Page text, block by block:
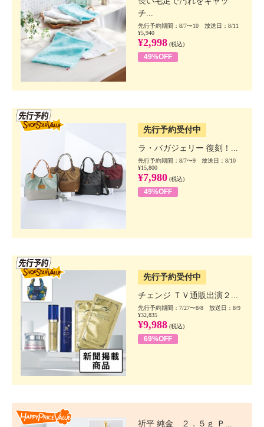
チ...
先行予約期間：8/7〜10 放送日：8/11
¥5,940
¥2,998 (税込)
49%OFF
先行予約受付中
ラ・バガジェリー 復刻！...
先行予約期間：8/7〜9 放送日：8/10
¥15,800
¥7,980 (税込)
49%OFF
先行予約受付中
チェンジ ＴＶ通販出演２...
先行予約期間：7/27〜8/8 放送日：8/9
¥32,835
¥9,988 (税込)
69%OFF
祈平 純金 ２．５ｇ Ｐ...